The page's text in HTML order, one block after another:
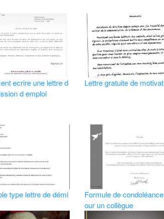
ecrire une lettre d
d emploi
Lettre gratuite de
type lettre de démi
Formule de
our un collègue